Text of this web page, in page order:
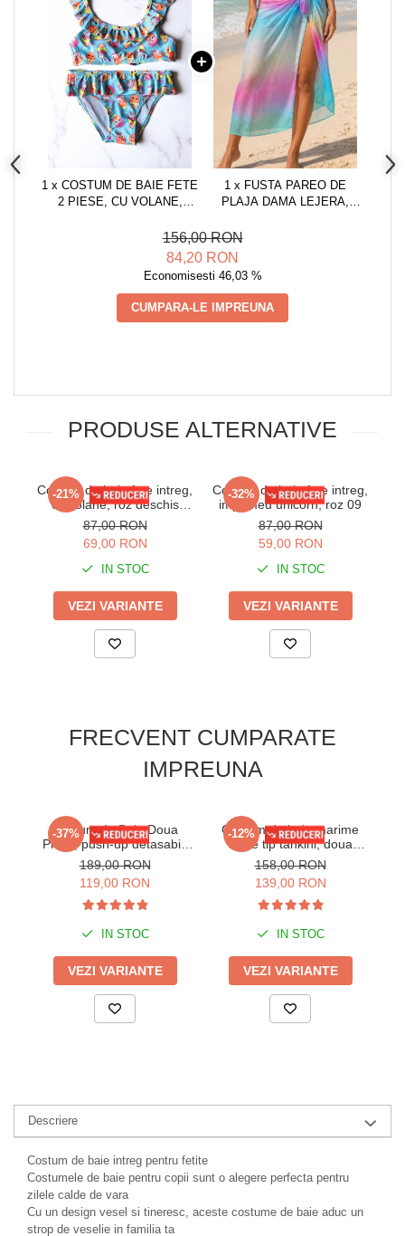
1 x COSTUM DE BAIE FETE
2 PIESE, CU VOLANE,
1 x FUSTA PAREO DE
PLAJA DAMA LEJERA,
ALBASTRU/ROZ, ONE SIZE,
156,00 RON
84,20 RON
Economisesti 46,03 %
CUMPARA-LE IMPREUNA
PRODUSE ALTERNATIVE
-21%
Costum de baie fete intreg,
cu volane, roz deschis
Q302
87,00 RON
69,00 RON
IN STOC
VEZI VARIANTE
-32%
Costum de baie fete intreg,
imprimeu unicorn, roz 09
87,00 RON
59,00 RON
IN STOC
VEZI VARIANTE
FRECVENT CUMPARATE
IMPREUNA
-37%
Costum de Baie Doua
Piese, push-up detasabil,
sustinere metalica sutien
lm078 negru
189,00 RON
119,00 RON
IN STOC
VEZI VARIANTE
-12%
Costum de baie marime
mare tip tankini, doua
piese, fusta si pantaloni
scurti floral w110
158,00 RON
139,00 RON
IN STOC
VEZI VARIANTE
Descriere
Costum de baie intreg pentru fetite
Costumele de baie pentru copii sunt o alegere perfecta pentru
zilele calde de vara
Cu un design vesel si tineresc, aceste costume de baie aduc un
strop de veselie in familia ta